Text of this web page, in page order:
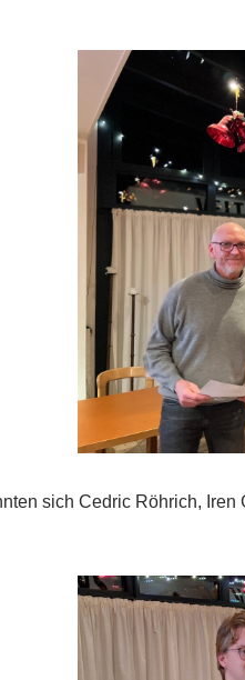
sich Cedric Röhrich,